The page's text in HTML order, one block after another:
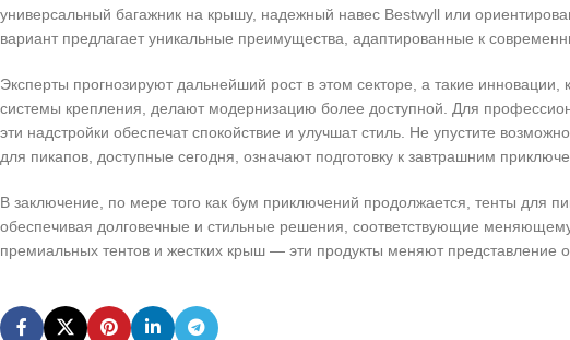
универсальный багажник на крышу, надежный навес Bestwyll или
вариант предлагает уникальные преимущества, адаптированные к
Эксперты прогнозируют дальнейший рост в этом секторе, а такие инновации,
системы крепления, делают модернизацию более доступной. Для
эти надстройки обеспечат спокойствие и улучшат стиль. Не упустите
для пикапов, доступные сегодня, означают подготовку к завтрашним
В заключение, по мере того как бум приключений продолжается, тенты для
обеспечивая долговечные и стильные решения, соответствующие
премиальных тентов и жестких крыш — эти продукты меняют представление